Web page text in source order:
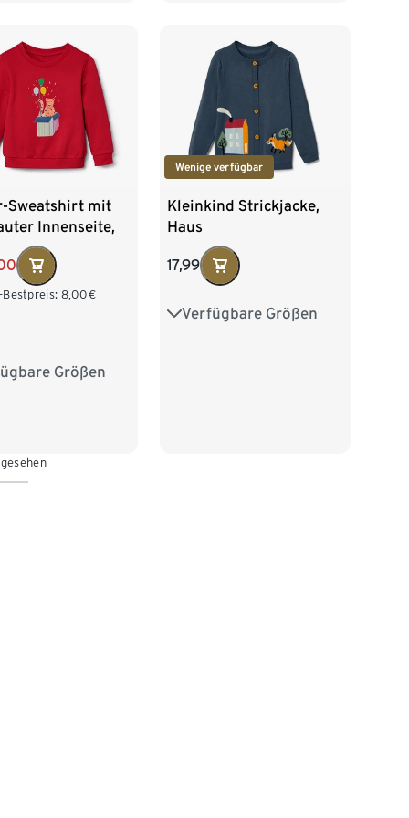
Sweatshirt mit
Innenseite,
Bestpreis: 8,00€
Größen
98/104
Wenige verfügbar
Kleinkind Strickjacke,
Haus
17,99
Verfügbare Größen
86/92 98/104